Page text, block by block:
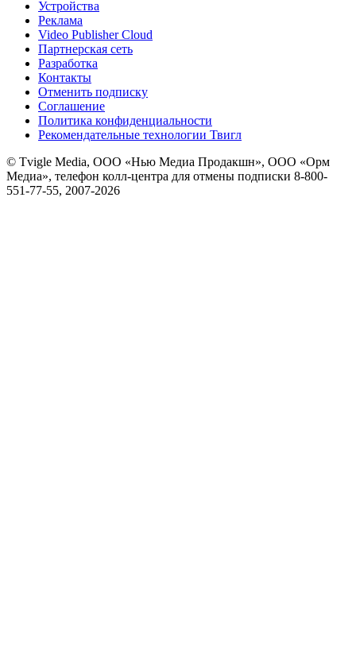
Устройства
Реклама
Video Publisher Cloud
Партнерская сеть
Разработка
Контакты
Отменить подписку
Соглашение
Политика конфиденциальности
Рекомендательные технологии Твигл
© Tvigle Media, ООО «Нью Медиа Продакшн», ООО «Орм
Медиа», телефон колл-центра для отмены подписки 8-800-
551-77-55, 2007-2026